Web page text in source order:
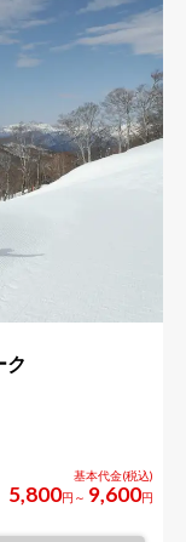
ク
5,800円～ 9,600円